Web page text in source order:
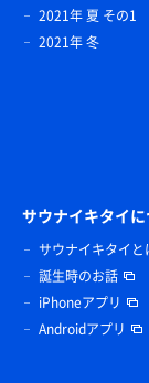
2021年 夏 その1
2021年 冬
サウナイキタイ
サウナイキタイと
誕生時のお話
iPhoneアプリ
Androidアプリ